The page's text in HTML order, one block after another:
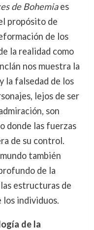
de Bohemiaes
propósito de
de los
la realidad como
nos muestra la
la falsedad de los
lejos de ser
son
donde las fuerzas
de su control.
también
de la
estructuras de
los individuos.
de la